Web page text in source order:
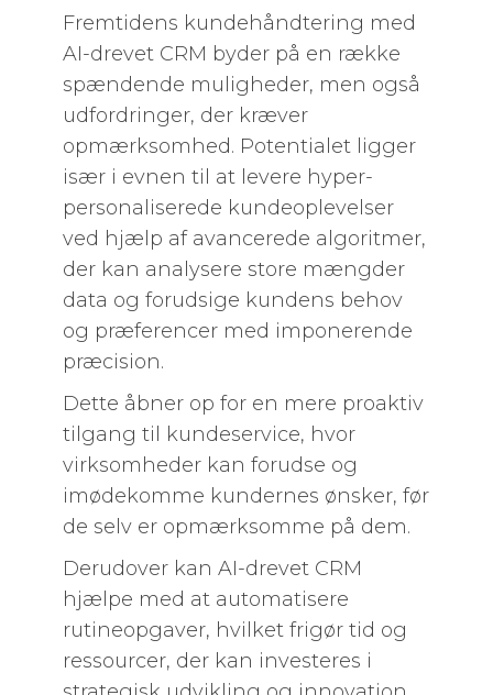
Fremtidens kundehåndtering med
AI-drevet CRM byder på en række
spændende muligheder, men også
udfordringer, der kræver
opmærksomhed. Potentialet ligger
især i evnen til at levere hyper-
personaliserede kundeoplevelser
ved hjælp af avancerede algoritmer,
der kan analysere store mængder
data og forudsige kundens behov
og præferencer med imponerende
præcision.
Dette åbner op for en mere proaktiv
tilgang til kundeservice, hvor
virksomheder kan forudse og
imødekomme kundernes ønsker, før
de selv er opmærksomme på dem.
Derudover kan AI-drevet CRM
hjælpe med at automatisere
rutineopgaver, hvilket frigør tid og
ressourcer, der kan investeres i